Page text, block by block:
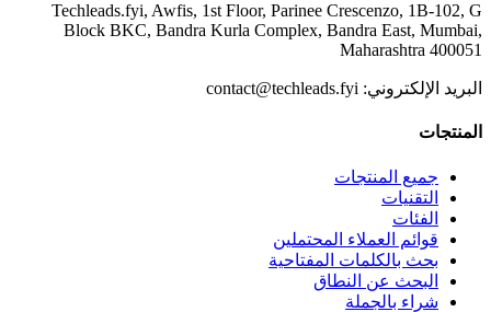
Techleads.fyi, Awfis, 1st Floor, Parinee Crescenzo, 1B-102, G
Block BKC, Bandra Kurla Complex, Bandra East, Mumbai,
Maharashtra 400051
البريد الإلكتروني: contact@techleads.fyi
المنتجات
جميع المنتجات
التقنيات
الفئات
قوائم العملاء المحتملين
بحث بالكلمات المفتاحية
البحث عن النطاق
شراء بالجملة